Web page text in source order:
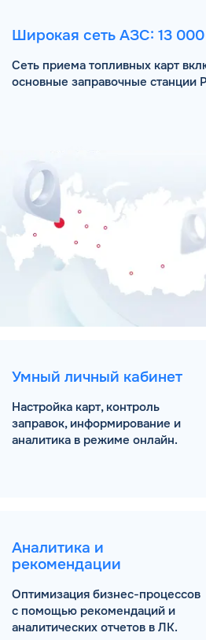
Широкая сеть АЗС: 13 000
Сеть приема топливных карт
основные заправочные станции
Умный личный кабинет
Настройка карт, контроль
заправок, информирование и
аналитика в режиме онлайн.
Аналитика и
рекомендации
Оптимизация бизнес-процессов
с помощью рекомендаций и
аналитических отчетов в ЛК.